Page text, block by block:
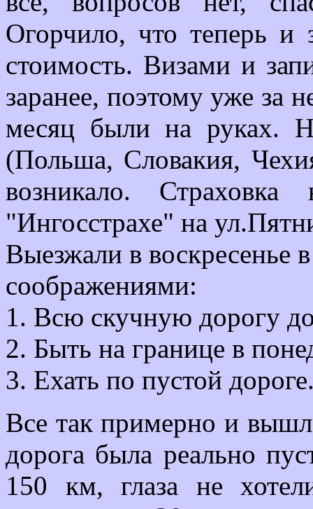
Огорчило, что теперь и
стоимость. Визами и
заранее, поэтому уже за
месяц были на руках.
(Польша, Словакия,
возникало.
"Ингосстрахе" на
Выезжали в воскресенье
соображениями:
Всю скучную дорогу
Быть на границе в
Ехать по пустой
Все так примерно и
дорога была реально
150 км, глаза не